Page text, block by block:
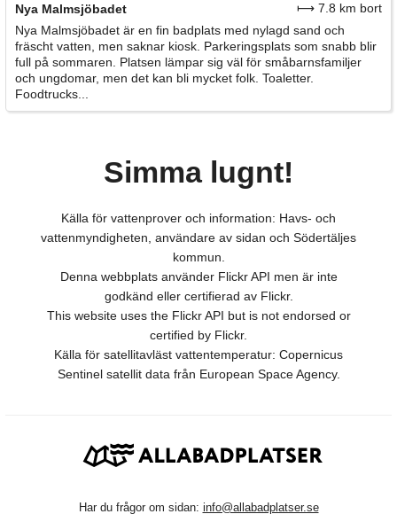
Nya Malmsjöbadet
⟼ 7.8 km bort
Nya Malmsjöbadet är en fin badplats med nylagd sand och
fräscht vatten, men saknar kiosk. Parkeringsplats som snabb blir
full på sommaren. Platsen lämpar sig väl för småbarnsfamiljer
och ungdomar, men det kan bli mycket folk. Toaletter.
Foodtrucks...
Simma lugnt!
Källa för vattenprover och information: Havs- och
vattenmyndigheten, användare av sidan och Södertäljes
kommun.
Denna webbplats använder Flickr API men är inte
godkänd eller certifierad av Flickr.
This website uses the Flickr API but is not endorsed or
certified by Flickr.
Källa för satellitavläst vattentemperatur: Copernicus
Sentinel satellit data från European Space Agency.
Har du frågor om sidan: info@allabadplatser.se